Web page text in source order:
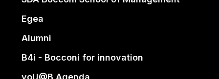
Egea
Alumni
B4i - Bocconi for innovation
yoU@B Agenda